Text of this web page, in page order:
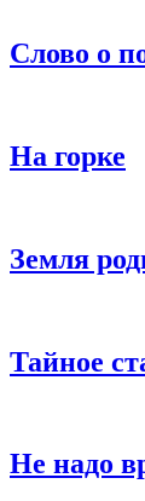
Слово о
На горке
Земля
Тайное
Не надо